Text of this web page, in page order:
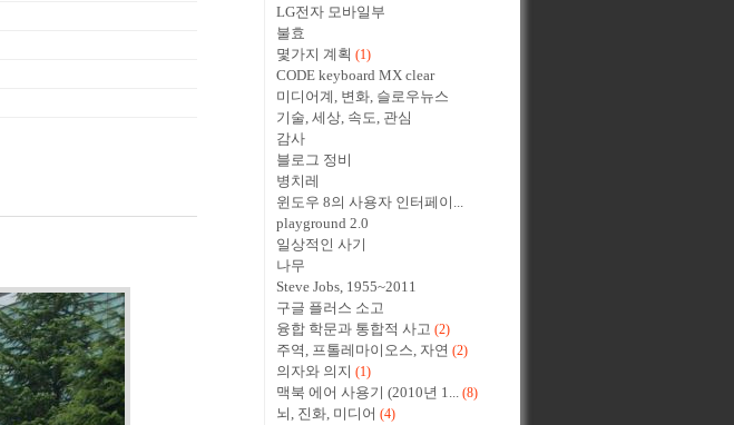
LG전자 모바일부
불효
몇가지 계획 (1)
CODE keyboard MX clear
미디어계, 변화, 슬로우뉴스
기술, 세상, 속도, 관심
감사
블로그 정비
병치레
윈도우 8의 사용자 인터페이...
playground 2.0
일상적인 사기
나무
Steve Jobs, 1955~2011
구글 플러스 소고
융합 학문과 통합적 사고 (2)
주역, 프톨레마이오스, 자연 (2)
의자와 의지 (1)
맥북 에어 사용기 (2010년 1... (8)
뇌, 진화, 미디어 (4)